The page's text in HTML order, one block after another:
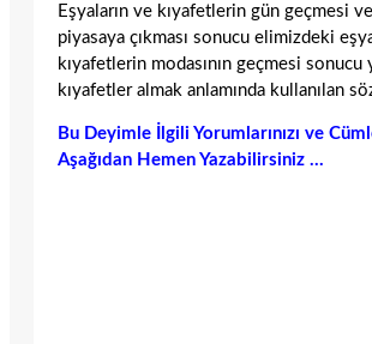
Eşyaların ve kıyafetlerin gün geçmesi
piyasaya çıkması sonucu elimizdeki
kıyafetlerin modasının geçmesi sonucu
kıyafetler almak anlamında kullanılan
Bu Deyimle İlgili Yorumlarınızı ve
Aşağıdan Hemen Yazabilirsiniz …